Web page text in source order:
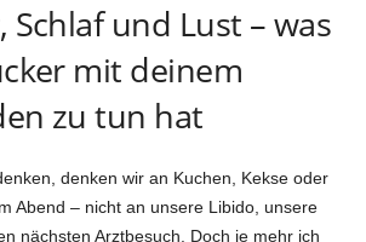
Schlaf und Lust – was
mit deinem
zu tun hat
denken wir an Kuchen, Kekse oder
Abend – nicht an unsere Libido, unsere
nächsten Arztbesuch. Doch je mehr ich